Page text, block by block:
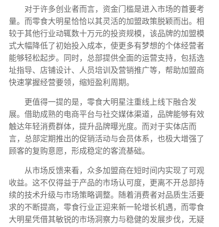
对于许多创业者而言，资金门槛是进入市场的首要考
量。而零食大明星恰恰以其灵活的加盟政策脱颖而出。相
较于其他行业动辄数十万元的投资规模，该品牌的加盟模
式大幅降低了初始投入成本，使更多有梦想的个体经营者
能够轻松起步。同时，总部提供全面的运营支持，包括选
址指导、店铺设计、人员培训及营销推广等，帮助加盟商
快速掌握经营要领，缩短盈利周期。
更值得一提的是，零食大明星注重线上线下融合发
展。借助成熟的电商平台与社交媒体渠道，品牌能够有效
触达年轻消费群体，提升品牌曝光度。而对于实体店而
言，总部定期推出的促销活动与会员体系，也极大增强了
顾客的复购意愿，形成稳定的客流基础。
从市场反馈来看，众多加盟商在短时间内实现了可观
收益。这不仅得益于产品的市场认可度，更离不开总部持
续的技术升级与市场策略调整。随着消费者对品质生活要
求的不断提高，零食行业正迎来新一轮增长机遇，而零食
大明星凭借其敏锐的市场洞察力与稳健的发展步伐，无疑